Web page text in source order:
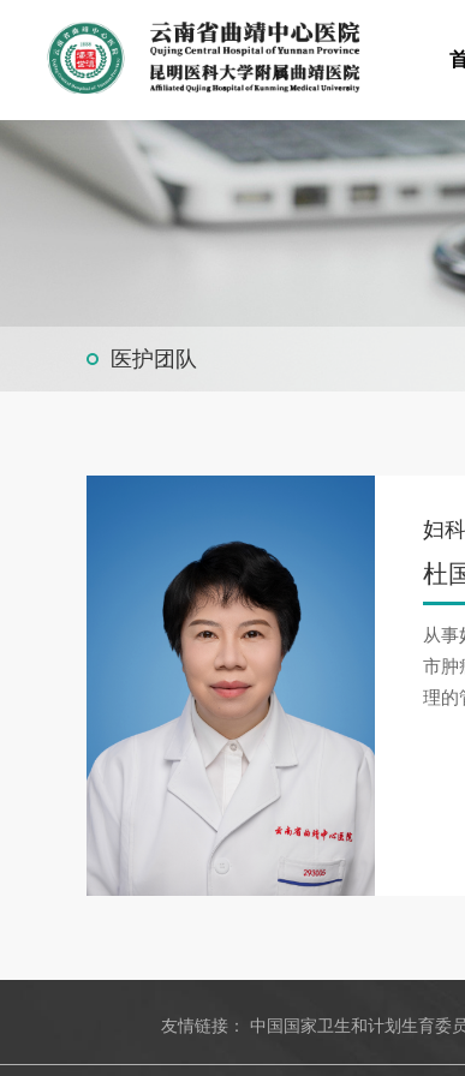
医护团队
妇科
杜
从事
市肿
理的
友情链接：中国国家卫生和计划生育委